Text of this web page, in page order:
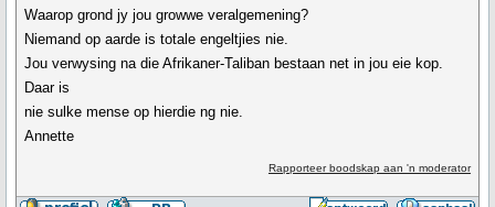
Waarop grond jy jou growwe veralgemening?
Niemand op aarde is totale engeltjies nie.
Jou verwysing na die Afrikaner-Taliban bestaan net in jou eie kop.
Daar is
nie sulke mense op hierdie ng nie.
Annette
Rapporteer boodskap aan 'n moderator